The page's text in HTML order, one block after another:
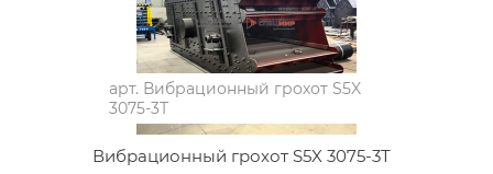
арт. Вибрационный грохот S5X
3075-3Т
Вибрационный грохот S5X 3075-3Т